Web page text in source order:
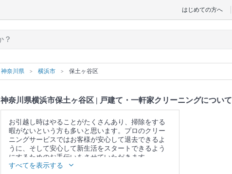
はじめての方へ
神奈川県 横浜市 保土ヶ谷区
神奈川県横浜市保土ヶ谷区 | 戸建て・一軒家クリーニングについて
お引越し時はやることがたくさんあり、掃除をする
暇がないという方も多いと思います。プロのクリー
ニングサービスではお客様が安心して退去できるよ
うに、そして安心して新生活をスタートできるよう
にするためのお手伝いをさせていただきます。
▼表示価格に含まれる戸建て・一軒家クリーニング
すべてを表示する